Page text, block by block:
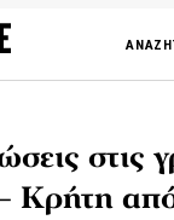
στις
Κρήτη